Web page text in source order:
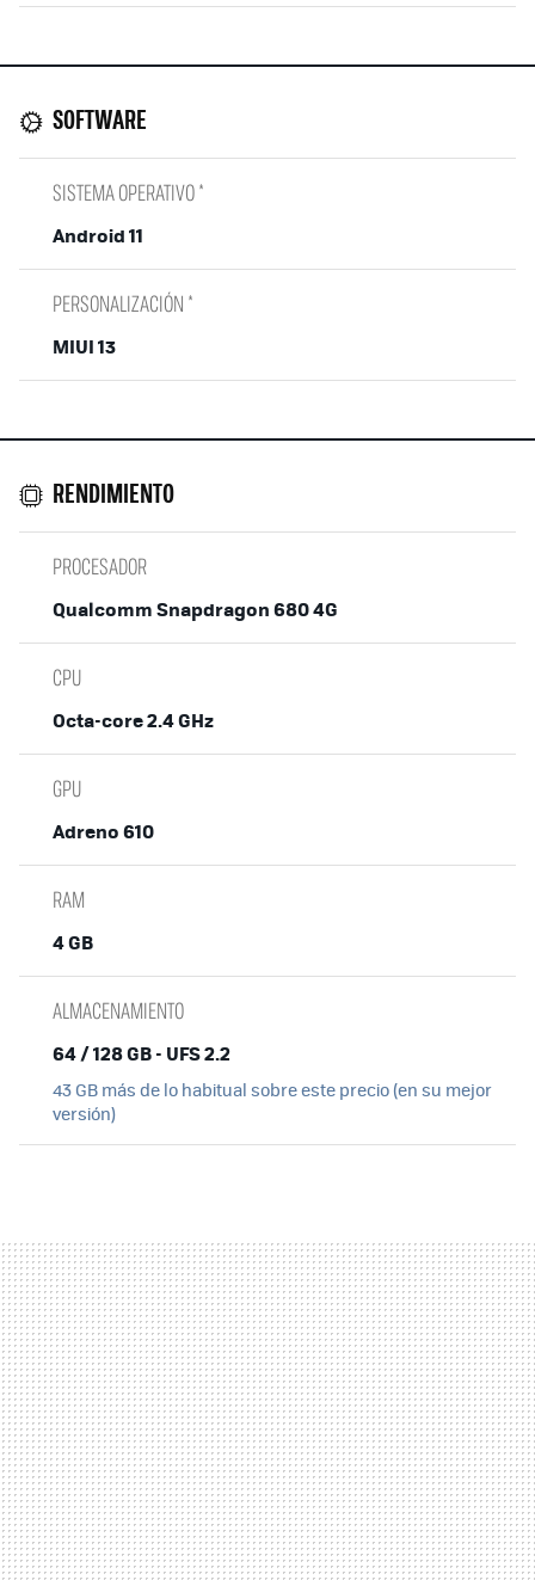
SOFTWARE
SISTEMA OPERATIVO *
Android 11
PERSONALIZACIÓN *
MIUI 13
RENDIMIENTO
PROCESADOR
Qualcomm Snapdragon 680 4G
CPU
Octa-core 2.4 GHz
GPU
Adreno 610
RAM
4 GB
ALMACENAMIENTO
64 / 128 GB - UFS 2.2
43 GB más de lo habitual sobre este precio (en su mejor
versión)